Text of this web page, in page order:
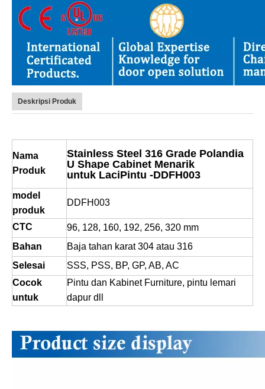
Deskripsi Produk
Nama
Produk
Stainless Steel 316 Grade Polandia
U Shape Cabinet Menarik
untuk LaciPintu -DDFH003
model
produk
DDFH003
CTC
96, 128, 160, 192, 256, 320 mm
Bahan
Baja tahan karat 304 atau 316
Selesai
SSS, PSS, BP, GP, AB, AC
Cocok
untuk
Pintu dan Kabinet Furniture, pintu lemari
dapur dll